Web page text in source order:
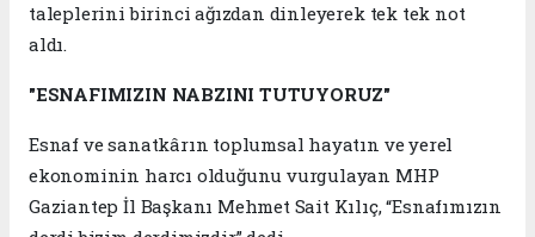
taleplerini birinci ağızdan dinleyerek tek tek not
aldı.
"ESNAFIMIZIN NABZINI TUTUYORUZ"
Esnaf ve sanatkârın toplumsal hayatın ve yerel
ekonominin harcı olduğunu vurgulayan MHP
Gaziantep İl Başkanı Mehmet Sait Kılıç, “Esnafımızın